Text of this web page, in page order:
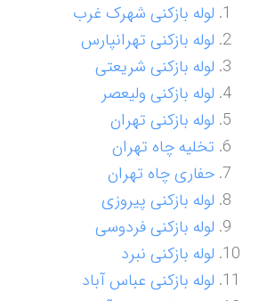
لوله بازکنی شهرک غرب
لوله بازکنی تهرانپارس
لوله بازکنی شریعتی
لوله بازکنی ولیعصر
لوله بازکنی تهران
تخلیه چاه تهران
حفاری چاه تهران
لوله بازکنی پیروزی
لوله بازکنی فردوسی
لوله بازکنی نبرد
لوله بازکنی عباس آباد